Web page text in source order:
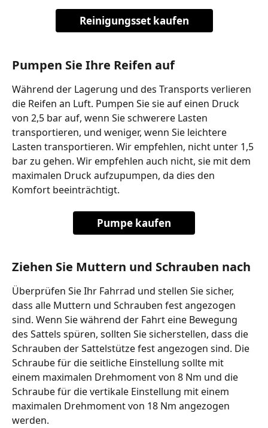
Reinigungsset kaufen
Pumpen Sie Ihre Reifen auf
Während der Lagerung und des Transports verlieren
die Reifen an Luft. Pumpen Sie sie auf einen Druck
von 2,5 bar auf, wenn Sie schwerere Lasten
transportieren, und weniger, wenn Sie leichtere
Lasten transportieren. Wir empfehlen, nicht unter 1,5
bar zu gehen. Wir empfehlen auch nicht, sie mit dem
maximalen Druck aufzupumpen, da dies den
Komfort beeinträchtigt.
Pumpe kaufen
Ziehen Sie Muttern und Schrauben nach
Überprüfen Sie Ihr Fahrrad und stellen Sie sicher,
dass alle Muttern und Schrauben fest angezogen
sind. Wenn Sie während der Fahrt eine Bewegung
des Sattels spüren, sollten Sie sicherstellen, dass die
Schrauben der Sattelstütze fest angezogen sind. Die
Schraube für die seitliche Einstellung sollte mit
einem maximalen Drehmoment von 8 Nm und die
Schraube für die vertikale Einstellung mit einem
maximalen Drehmoment von 18 Nm angezogen
werden.